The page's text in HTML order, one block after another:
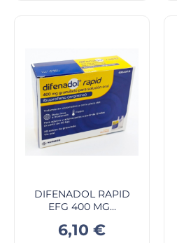
DIFENADOL RAPID
EFG 400 MG...
Precio
6,10 €